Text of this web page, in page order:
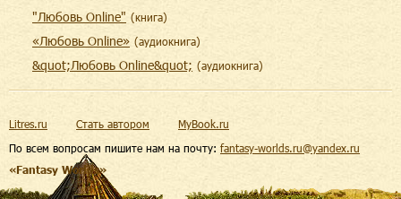
"Любовь Online" (книга)
«Любовь Online» (aудиокнига)
&quot;Любовь Online&quot; (aудиокнига)
По всем вопросам пишите нам на почту: fantasy-worlds.ru@yandex.ru
«Fantasy Worlds»
Litres.ru Стать автором MyBook.ru